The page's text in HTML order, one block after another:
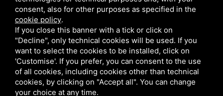
Datenschutzbestimmungen
Diese Website ist durch Google reCAPTCHA v3 geschützt,Privacy
Policyund Terms of Service durch Google.
consent, also for other purposes as specified in the
cookie policy.
If you close this banner with a tick or click on
"Decline", only technical cookies will be used. If you
want to select the cookies to be installed, click on
'Customise'. If you prefer, you can consent to the use
of all cookies, including cookies other than technical
cookies, by clicking on "Accept all". You can change
your choice at any time.